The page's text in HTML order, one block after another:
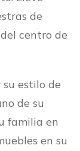
de
centro de
estilo de
de su
familia en
en su